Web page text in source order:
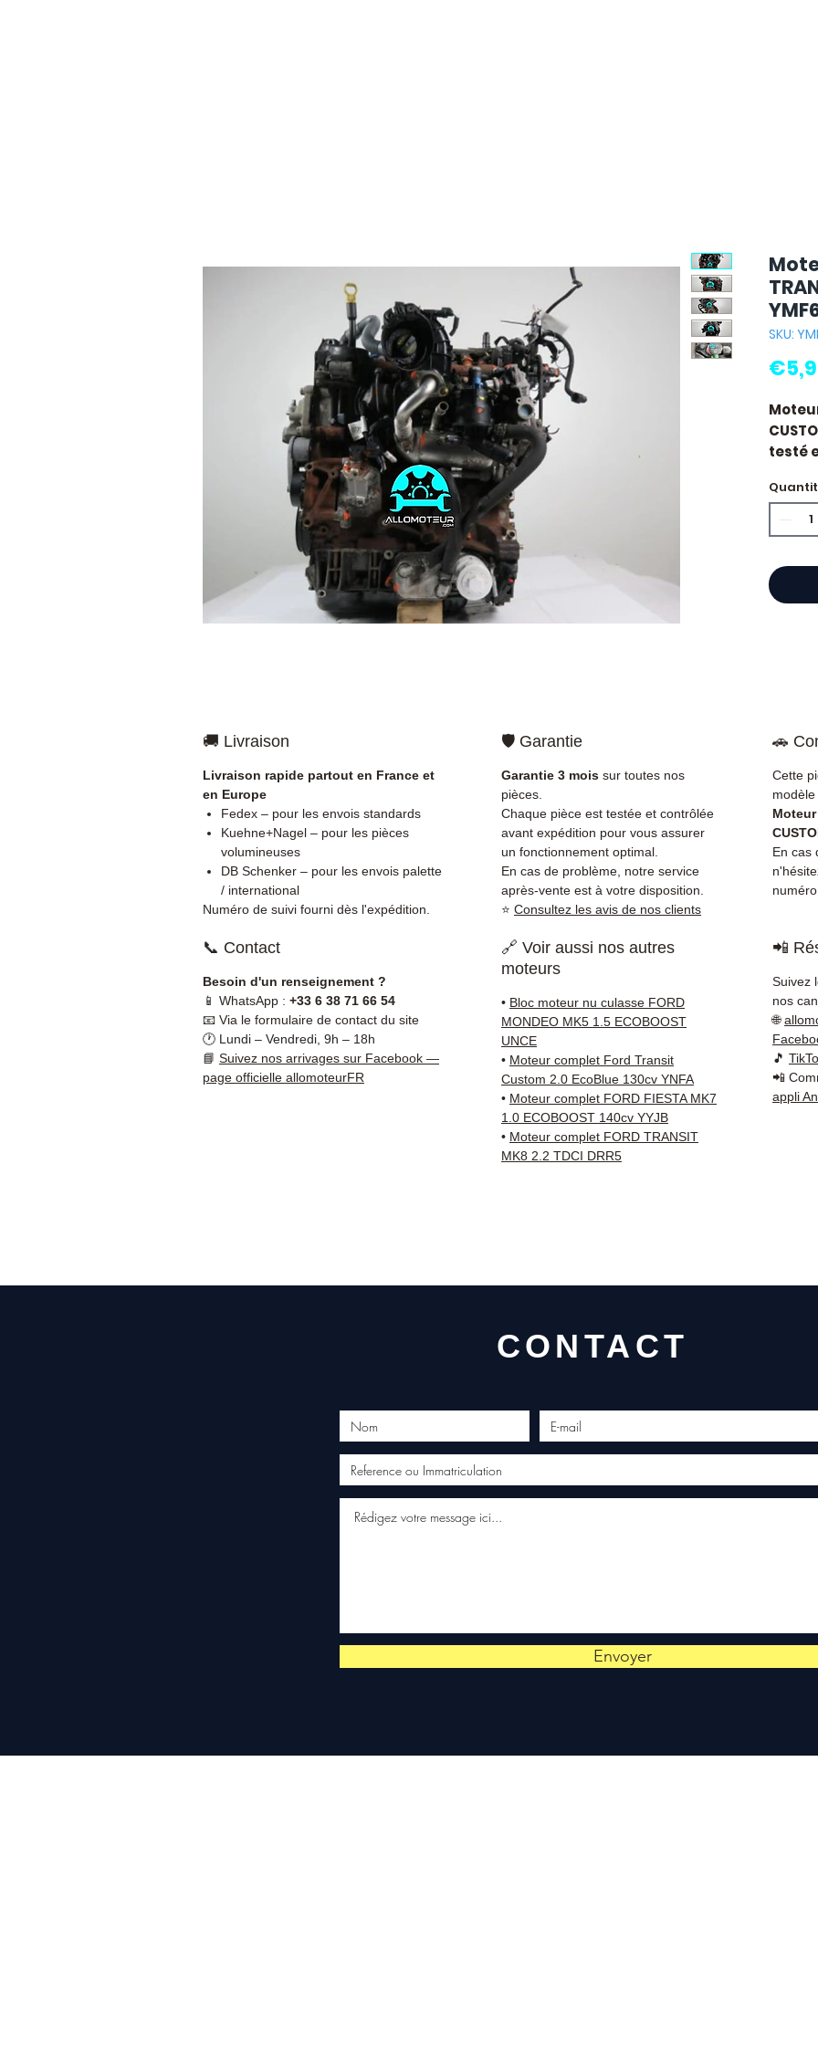
SKU:
testé
sur
reste
+33 6
5 à 7
sur
en
🚚 Livraison
Livraison rapide partout en France et
en Europe
Fedex – pour les envois standards
Kuehne+Nagel – pour les pièces
volumineuses
DB Schenker – pour les envois palette
/ international
Numéro de suivi fourni dès l'expédition.
🛡️ Garantie
Garantie 3 mois sur toutes nos
pièces.
Chaque pièce est testée et contrôlée
avant expédition pour vous assurer
un fonctionnement optimal.
En cas de problème, notre service
après-vente est à votre disposition.
⭐ Consultez les avis de nos clients
🚗
Cette
En cas
📞 Contact
Besoin d'un renseignement ?
📱 WhatsApp : +33 6 38 71 66 54
📧 Via le formulaire de contact du site
🕐 Lundi – Vendredi, 9h – 18h
📘 Suivez nos arrivages sur Facebook —
page officielle allomoteurFR
🔗 Voir aussi nos autres
moteurs
• Bloc moteur nu culasse FORD
MONDEO MK5 1.5 ECOBOOST
UNCE
• Moteur complet Ford Transit
Custom 2.0 EcoBlue 130cv YNFA
• Moteur complet FORD FIESTA MK7
1.0 ECOBOOST 140cv YYJB
• Moteur complet FORD TRANSIT
MK8 2.2 TDCI DRR5
📲
Suivez
nos
🌐
🎵
📲
appli
CONTACT
Envoyer